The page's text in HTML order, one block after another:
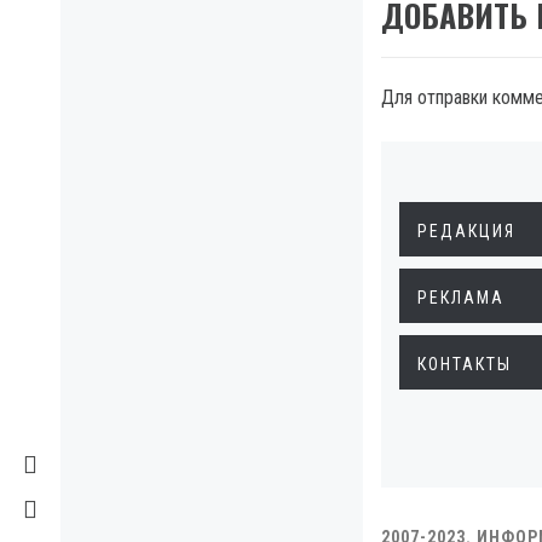
ДОБАВИТЬ
Для отправки
РЕДАКЦИЯ
РЕКЛАМА
КОНТАКТЫ
2007-2023.